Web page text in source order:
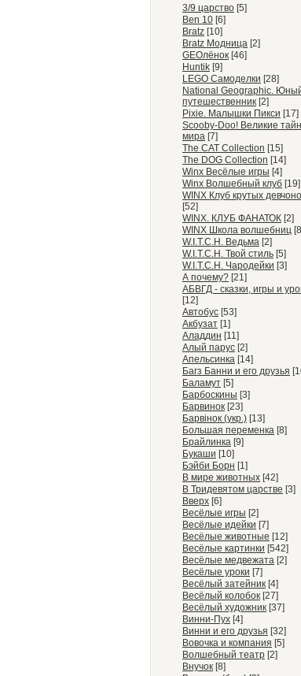
3/9 царство [5]
Ben 10 [6]
Bratz [10]
Bratz Модница [2]
GEOлёнок [46]
Huntik [9]
LEGO Самоделки [28]
National Geographic.
путешественник [2]
Pixie. Малышки Пикси [17]
Scooby-Doo! Великие
мира [7]
The CAT Collection [15]
The DOG Collection [14]
Winx Весёлые игры [4]
Winx Волшебный клуб [19]
WINX Клуб крутых
[52]
WINX. КЛУБ ФАНАТОК [2]
WINX Школа волшебниц
W.I.T.C.H. Ведьма [2]
W.I.T.C.H. Твой стиль [5]
W.I.T.C.H. Чародейки [3]
А почему? [21]
АБВГД - сказки, игры и
[12]
Автобус [53]
Акбузат [1]
Аладдин [11]
Алый парус [2]
Апельсинка [14]
Багз Банни и его друзья
Баламут [5]
Барбоскины [3]
Барвинок [23]
Барвiнок (укр.) [13]
Большая переменка [8]
Брайлинка [9]
Букаши [10]
Бэйби Борн [1]
В мире животных [42]
В Тридевятом царстве [3]
Вверх [6]
Весёлые игры [2]
Весёлые идейки [7]
Весёлые животные [12]
Весёлые картинки [542]
Весёлые медвежата [2]
Весёлые уроки [7]
Весёлый затейник [4]
Весёлый колобок [27]
Весёлый художник [37]
Винни-Пух [4]
Винни и его друзья [32]
Вовочка и компания [5]
Волшебный театр [2]
Внучок [8]